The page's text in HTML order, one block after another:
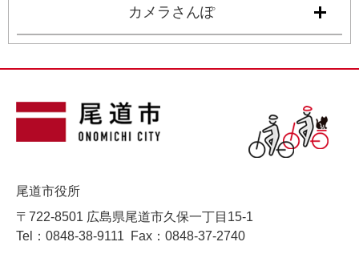
カメラさんぽ
尾道市役所
〒722-8501 広島県尾道市久保一丁目15-1
Tel：0848-38-9111
Fax：0848-37-2740